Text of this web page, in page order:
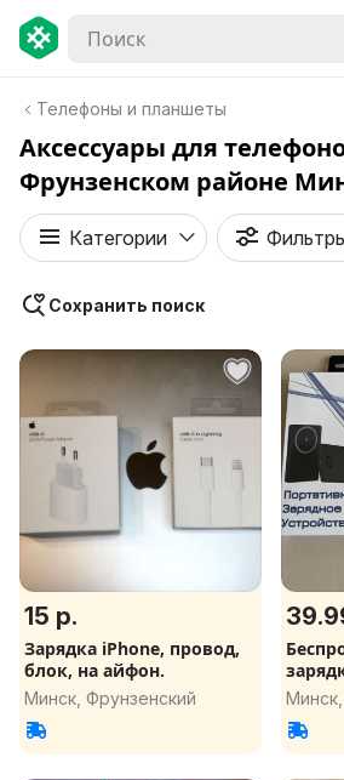
Телефоны и планшеты
Аксессуары для
Фрунзенском районе
Категории
Сохранить поиск
15 р.
Зарядка iPhone, провод,
блок, на айфон.
Минск, Фрунзенский